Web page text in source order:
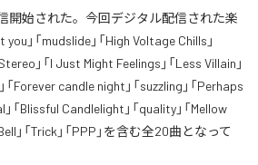
開始された。今回デジタル配信された楽
」「mudslide」「High Voltage Chills」
」「I Just Might Feelings」「Less Villain」
「Forever candle night」「suzzling」「Perhaps
「Blissful Candlelight」「quality」「Mellow
」「Trick」「PPP」を含む全20曲となって